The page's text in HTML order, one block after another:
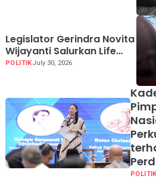
Legislator Gerindra Novita
Wijayanti Salurkan Life
Jacket untuk Nelayan
Harus Jadi Prioritas
POLITIKJuly 30, 2026
POLITIK